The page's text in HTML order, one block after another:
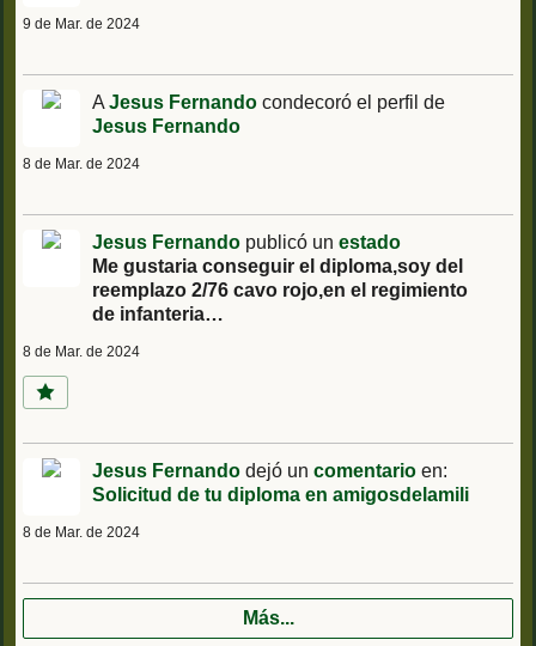
9 de Mar. de 2024
A Jesus Fernando condecoró el perfil de
Jesus Fernando
8 de Mar. de 2024
Jesus Fernando publicó un estado
Me gustaria conseguir el diploma,soy del
reemplazo 2/76 cavo rojo,en el regimiento
de infanteria…
8 de Mar. de 2024
Jesus Fernando dejó un comentario en:
Solicitud de tu diploma en amigosdelamili
8 de Mar. de 2024
Más...